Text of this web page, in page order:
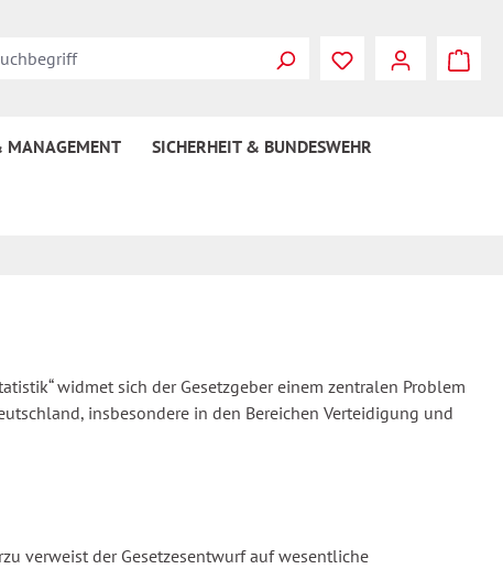
MANAGEMENT SICHERHEIT & BUNDESWEHR
widmet sich der Gesetzgeber einem zentralen Problem
insbesondere in den Bereichen Verteidigung und
verweist der Gesetzesentwurf auf wesentliche